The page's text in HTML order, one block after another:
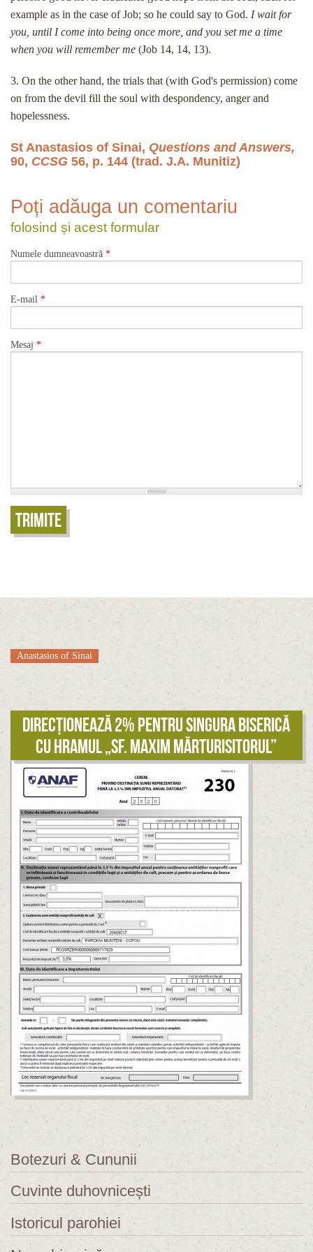
example as in the case of Job; so he could say to God. I wait for
you, until I come into being once more, and you set me a time
when you will remember me (Job 14, 14, 13).
3. On the other hand, the trials that (with God's permission) come
on from the devil fill the soul with despondency, anger and
hopelessness.
St Anastasios of Sinai, Questions and Answers,
90, CCSG 56, p. 144 (trad. J.A. Munitiz)
Poți adăuga un comentariu
folosind și acest formular
Numele dumneavoastră *
E-mail *
Mesaj *
Trimite
Anastasios of Sinai
Direcționează 2% pentru singura biserică
cu hramul „Sf. Maxim Mărturisitorul”
Botezuri & Cununii
Cuvinte duhovnicești
Istoricul parohiei